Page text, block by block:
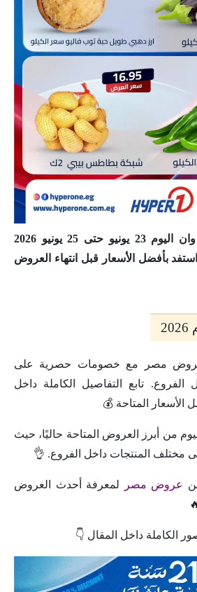
اكتشف عروض هايبر وان اليوم 23 يونيو حتى 25 يونيو 2026
مصر مع خصومات حصرية على
تابع التفاصيل الكاملة داخل
الأسعار المتاحة 💰
من أبرز العروض المتاحة حاليًا، حيث
مختلف المنتجات داخل الفروع. 👌
عروض مصر
لمعرفة أحدث العروض
الكاملة داخل المقال 👇